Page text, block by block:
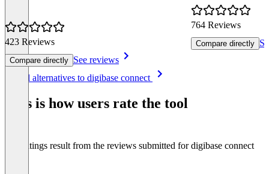
423 Reviews
Compare directly See reviews
764 Reviews
Compare directly
See all alternatives to digibase connect
This is how users rate the tool
The ratings result from the reviews submitted for digibase connect